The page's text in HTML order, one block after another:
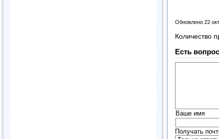
Обновлено 22
Количество
Есть
Ваше имя
Получать